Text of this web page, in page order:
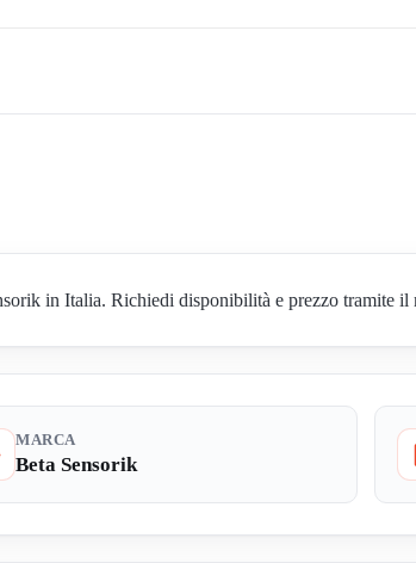
in Italia. Richiedi disponibilità e prezzo tramite il
MARCA
Beta Sensorik